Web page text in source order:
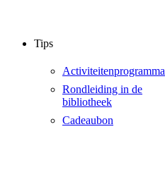
Tips
Activiteitenprogramma
Rondleiding in de
bibliotheek
Cadeaubon